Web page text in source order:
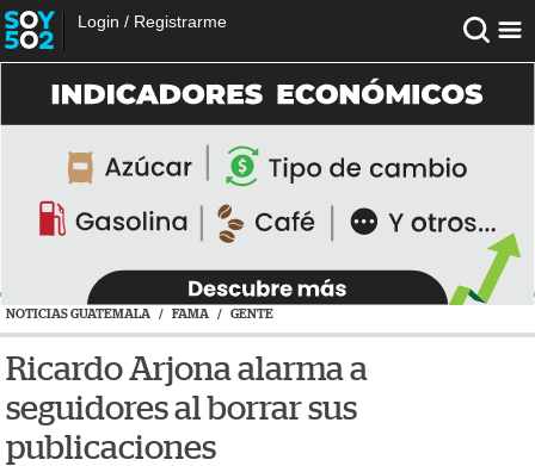
Login / Registrarme
NOTICIAS GUATEMALA / FAMA / GENTE
Ricardo Arjona alarma a
seguidores al borrar sus
publicaciones